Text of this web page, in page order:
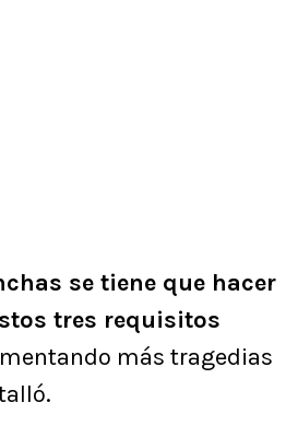
se tiene que hacer
tres requisitos
más tragedias